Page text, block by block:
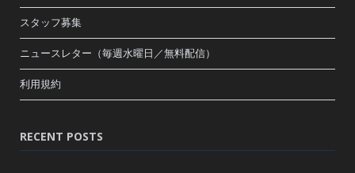
スタッフ募集
ニュースレター（毎週水曜日／無料配信）
利用規約
RECENT POSTS